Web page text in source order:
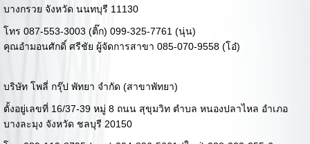
บางกรวย จังหวัด นนทบุรี 11130
โทร 087-553-3003 (ติ๊ก) 099-325-7761 (นุ่น)
คุณอำมอนศักดิ์ ศรีชัย ผู้จัดการสาขา 085-070-9558 (โอ๋)
บริษัท โพลี่ กรุ๊ป พัทยา จำกัด (สาขาพัทยา)
ตั้งอยู่เลขที่ 16/37-39 หมู่ 8 ถนน สุขุมวิท ตำบล หนองปลาไหล อำเภอ
บางละมุง จังหวัด ชลบุรี 20150